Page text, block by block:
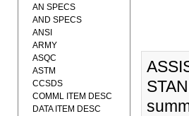
AN SPECS
AND SPECS
ANSI
ARMY
ASQC
ASTM
CCSDS
COMML ITEM DESC
DATA ITEM DESC